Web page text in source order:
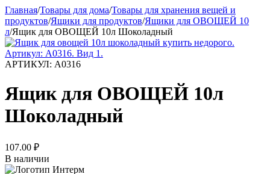
Главная/Товары для дома/Товары для хранения вещей и
продуктов/Ящики для продуктов/Ящики для ОВОЩЕЙ 10
л/Ящик для ОВОЩЕЙ 10л Шоколадный
АРТИКУЛ: А0316
Ящик для ОВОЩЕЙ 10л
Шоколадный
107.00 ₽
В наличии